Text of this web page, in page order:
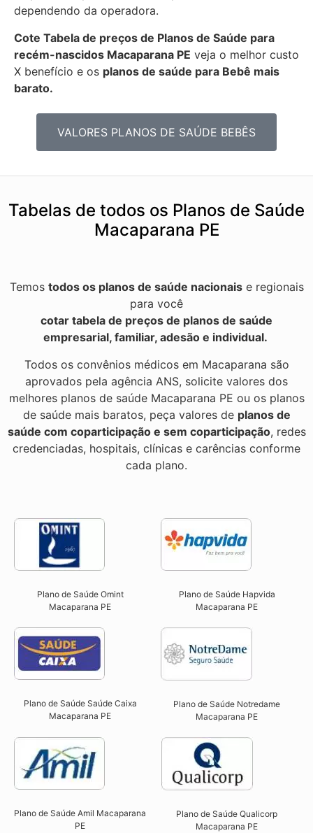
dependendo da operadora.
Cote Tabela de preços de Planos de Saúde para
recém-nascidos Macaparana PE veja o melhor custo
X benefício e os planos de saúde para Bebê mais
barato.
VALORES PLANOS DE SAÚDE BEBÊS
Tabelas de todos os Planos de Saúde
Macaparana PE
Temos todos os planos de saúde nacionaise regionais
para você
cotar tabela de preços de planos de saúde
empresarial, familiar, adesão e individual.
Todos os convênios médicos em Macaparana são
aprovados pela agência ANS, solicite valores dos
melhores planos de saúde Macaparana PE ou os planos
de saúde mais baratos, peça valores de planos de
saúde com coparticipação e sem coparticipação, redes
credenciadas, hospitais, clínicas e carências conforme
cada plano.
Plano de Saúde Omint
Macaparana PE​
Plano de Saúde Hapvida
Macaparana PE​
Plano de Saúde Saúde Caixa
Macaparana PE​
Plano de Saúde Notredame
Macaparana PE​
Plano de Saúde Amil Macaparana
PE
Plano de Saúde Qualicorp
Macaparana PE​